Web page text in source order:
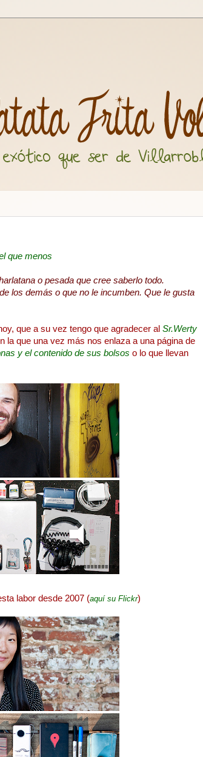
que menos
o pesada que cree saberlo todo.
los demás o que no le incumben. Que le gusta
que a su vez tengo que agradecer al Sr.Werty
la que una vez más nos enlaza a una página de
y el contenido de sus bolsos o lo que llevan
labor desde 2007 (aquí su Flickr)